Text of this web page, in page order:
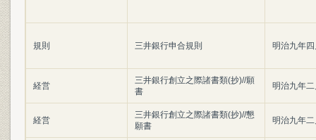
規則 三井銀行申合規則 明治九年
経営
三井銀行創立之際諸書類(抄)//願
書
明治九年
経営
三井銀行創立之際諸書類(抄)//懇
願書
明治九年